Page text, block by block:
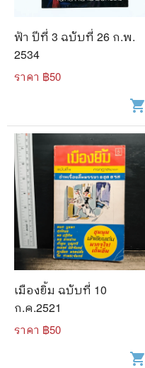
ฟ้า ปีที่ 3 ฉบับที่ 26 ก.พ.
2534
ราคา ฿50
shopping_cart
เมืองยิ้ม ฉบับที่ 10
ก.ค.2521
ราคา ฿50
shopping_cart